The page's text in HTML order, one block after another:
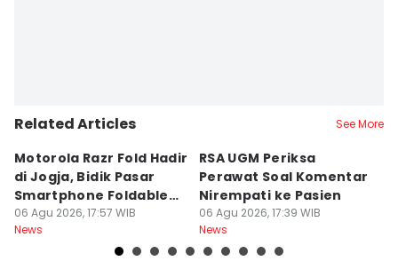
Related Articles See More
Motorola Razr Fold Hadir
di Jogja, Bidik Pasar
Smartphone Foldable
Premium
06 Agu 2026, 17:57 WIB
News
RSA UGM Periksa
Perawat Soal Komentar
Nirempati ke Pasien
06 Agu 2026, 17:39 WIB
News